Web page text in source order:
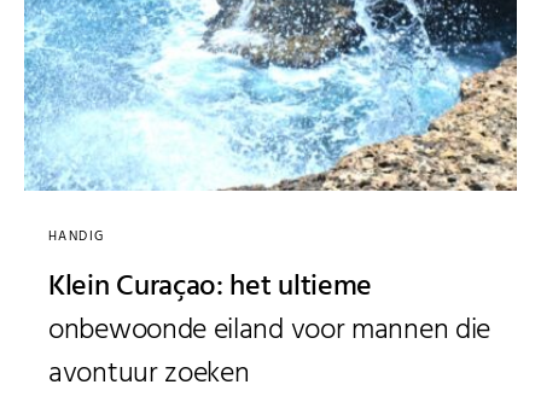
HANDIG
Klein Curaçao: het ultieme
onbewoonde eiland voor mannen die
avontuur zoeken